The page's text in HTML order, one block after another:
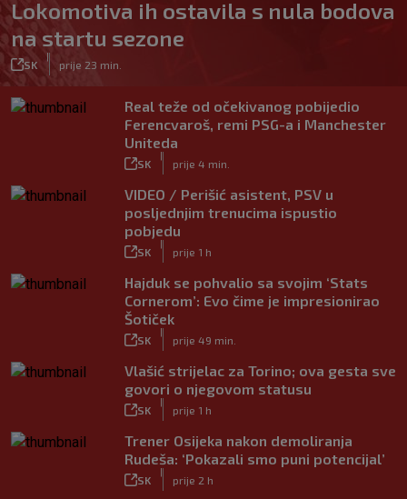
Lokomotiva ih ostavila s nula bodova
na startu sezone
SK prije 23 min.
Real teže od očekivanog pobijedio
Ferencvaroš, remi PSG-a i Manchester
Uniteda
SK prije 4 min.
VIDEO / Perišić asistent, PSV u
posljednjim trenucima ispustio
pobjedu
SK prije 1 h
Hajduk se pohvalio sa svojim ‘Stats
Cornerom’: Evo čime je impresionirao
Šotiček
SK prije 49 min.
Vlašić strijelac za Torino; ova gesta sve
govori o njegovom statusu
SK prije 1 h
Trener Osijeka nakon demoliranja
Rudeša: ‘Pokazali smo puni potencijal’
SK prije 2 h